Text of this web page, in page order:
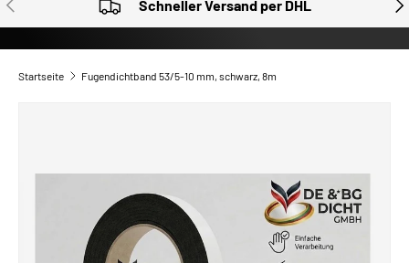
Schneller Versand per DHL
Startseite Fugendichtband 53/5-10 mm, schwarz, 8m